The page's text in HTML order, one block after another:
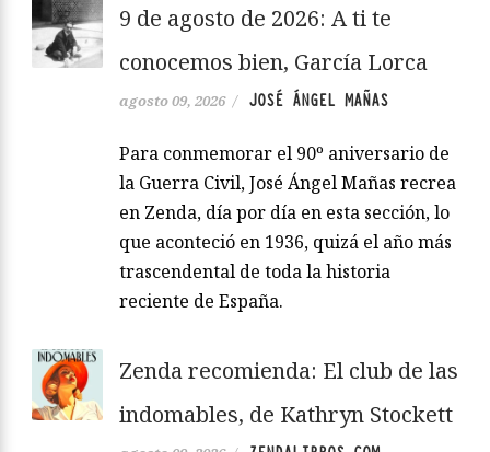
9 de agosto de 2026: A ti te
conocemos bien, García Lorca
agosto 09, 2026 / JOSÉ ÁNGEL MAÑAS
Para conmemorar el 90º aniversario de
la Guerra Civil, José Ángel Mañas recrea
en Zenda, día por día en esta sección, lo
que aconteció en 1936, quizá el año más
trascendental de toda la historia
reciente de España.
Zenda recomienda: El club de las
indomables, de Kathryn Stockett